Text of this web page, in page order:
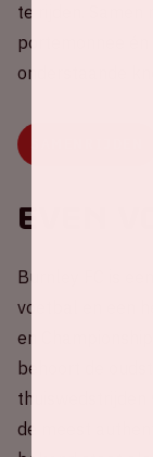
te rijden. Samen
portemonnee én
onderstaande
Even
Burnley FC is
voetbal en een
en
behoort de
thuiswedstrijden
de meest